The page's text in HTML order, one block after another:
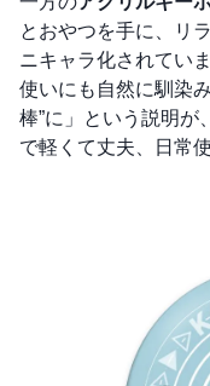
とおやつを手に、リ
ニキャラ化されてい
使いにも自然に馴染
棒”に」という説明が
で軽くて丈夫、日常